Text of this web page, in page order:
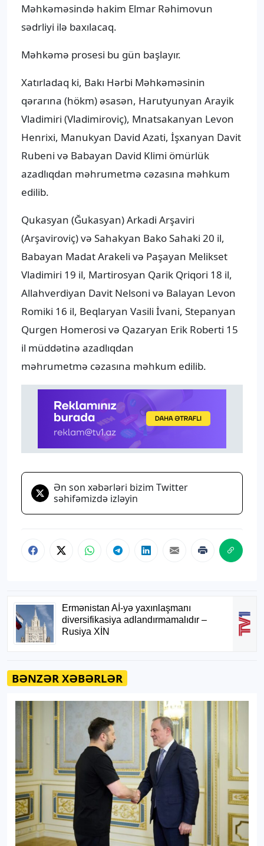
Məhkəməsində hakim Elmar Rəhimovun
sədrliyi ilə baxılacaq.
Məhkəmə prosesi bu gün başlayır.
Xatırladaq ki, Bakı Hərbi Məhkəməsinin
qərarına (hökm) əsasən, Harutyunyan Arayik
Vladimiri (Vladimiroviç), Mnatsakanyan Levon
Henrixi, Manukyan David Azati, İşxanyan Davit
Rubeni və Babayan David Klimi ömürlük
azadlıqdan məhrumetmə cəzasına məhkum
edilib.
Qukasyan (Ğukasyan) Arkadi Arşaviri
(Arşaviroviç) və Sahakyan Bako Sahaki 20 il,
Babayan Madat Arakeli və Paşayan Melikset
Vladimiri 19 il, Martirosyan Qarik Qriqori 18 il,
Allahverdiyan Davit Nelsoni və Balayan Levon
Romiki 16 il, Beqlaryan Vasili İvani, Stepanyan
Qurgen Homerosi və Qazaryan Erik Roberti 15
il müddətinə azadlıqdan
məhrumetmə cəzasına məhkum edilib.
Ən son xəbərləri bizim Twitter
səhifəmizdə izləyin
BƏNZƏR XƏBƏRLƏR